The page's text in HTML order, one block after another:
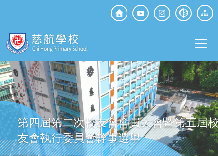
Top
Social
第四屆第二次校友會會員大會暨第五屆
友會執行委員會幹事選舉